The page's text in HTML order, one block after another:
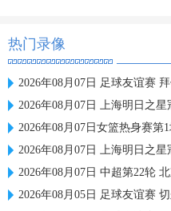
热门录像
2026年08月07日 足球友谊赛
2026年08月07日 上海明日之星冠
2026年08月07日女篮热身赛第1
2026年08月07日 上海明日之星冠
2026年08月07日 中超第22轮
2026年08月05日 足球友谊赛